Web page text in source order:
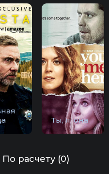
Ты, я, она
расчету (0)